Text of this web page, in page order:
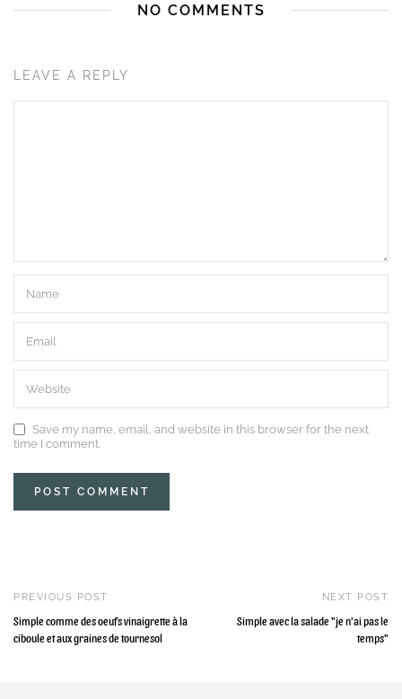
NO COMMENTS
LEAVE A REPLY
Save my name, email, and website in this browser for the next
time I comment.
PREVIOUS POST
Simple comme des oeufs vinaigrette à la
ciboule et aux graines de tournesol
NEXT POST
Simple avec la salade "je n'ai pas le
temps"